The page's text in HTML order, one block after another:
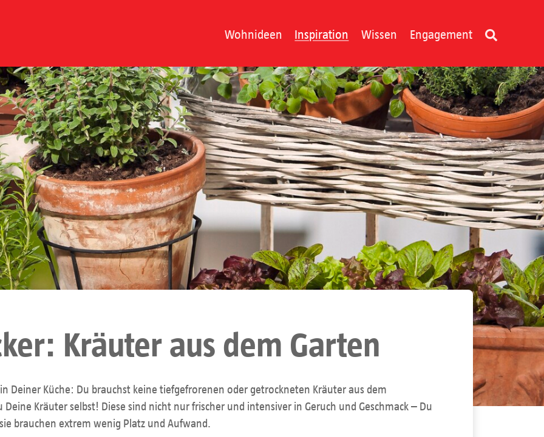
Wohnideen Inspiration Wissen Engagement
Kräuter aus dem Garten
Deiner Küche: Du brauchst keine tiefgefrorenen oder getrockneten Kräuter aus dem
Kräuter selbst! Diese sind nicht nur frischer und intensiver in Geruch und Geschmack – Du
brauchen extrem wenig Platz und Aufwand.